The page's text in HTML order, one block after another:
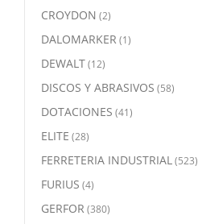
CROYDON (2)
DALOMARKER (1)
DEWALT(12)
DISCOS Y ABRASIVOS (58)
DOTACIONES (41)
ELITE (28)
FERRETERIA INDUSTRIAL(523)
FURIUS (4)
GERFOR (380)